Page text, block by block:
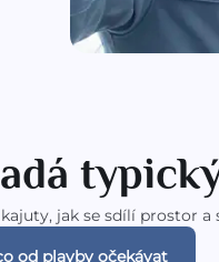
jak se sdílí prostor
od plavby očekávat